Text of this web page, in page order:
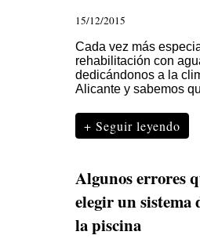
15/12/2015
Cada vez más
rehabilitación con
dedicándonos a la
Alicante y sabemos
+ Seguir leyendo
Algunos errores
elegir un sistema
la piscina